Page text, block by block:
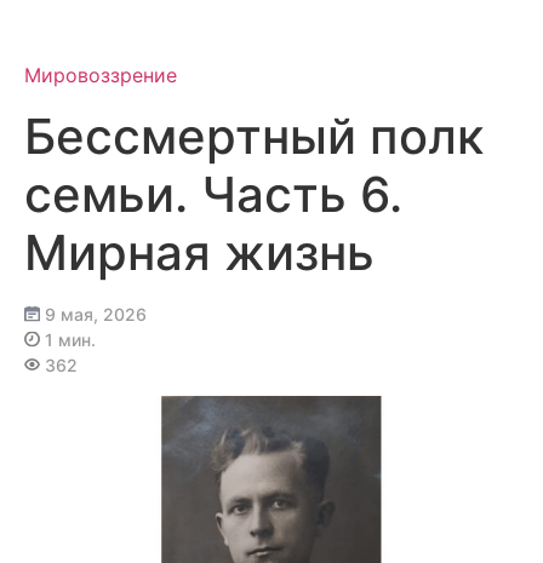
содержимому
Мировоззрение
Бессмертный полк
семьи. Часть 6.
Мирная жизнь
9 мая, 2026
1 мин.
362